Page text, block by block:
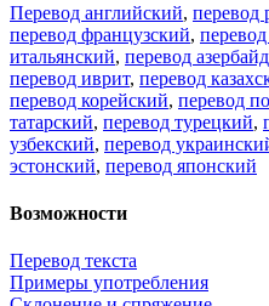
Перевод английский, перевод
перевод французский,
итальянский, перевод
перевод иврит, перевод
перевод корейский, перевод
татарский, перевод турецкий,
узбекский, перевод
эстонский, перевод японский
Возможности
Перевод текста
Примеры употребления